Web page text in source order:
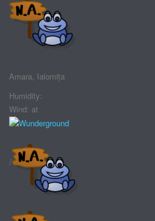
Amara, Ialomița
Humidity:
Wind: at
/